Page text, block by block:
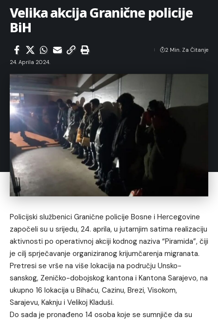
Velika akcija Granične policije
BiH
24. Aprila 2024.
2 Min. Za Čitanje
Policijski službenici Granične policije Bosne i Hercegovine
započeli su u srijedu, 24. aprila, u jutarnjim satima realizaciju
aktivnosti po operativnoj akciji kodnog naziva “Piramida”, čiji
je cilj sprječavanje organiziranog krijumčarenja migranata.
Pretresi se vrše na više lokacija na području Unsko-
sanskog, Zeničko-dobojskog kantona i Kantona Sarajevo, na
ukupno 16 lokacija u Bihaću, Cazinu, Brezi, Visokom,
Sarajevu, Kaknju i Velikoj Kladuši.
Do sada je pronađeno 14 osoba koje se sumnjiče da su